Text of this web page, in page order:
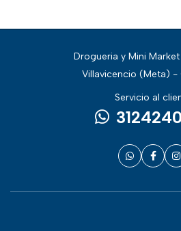
Drogueria y Mini
Villavicencio (Meta) -
Servicio al